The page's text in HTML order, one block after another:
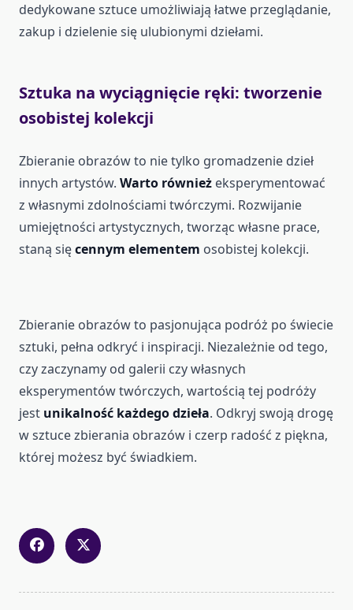
dedykowane sztuce umożliwiają łatwe przeglądanie,
zakup i dzielenie się ulubionymi dziełami.
Sztuka na wyciągnięcie ręki: tworzenie
osobistej kolekcji
Zbieranie obrazów to nie tylko gromadzenie dzieł
innych artystów. Warto również eksperymentować
z własnymi zdolnościami twórczymi. Rozwijanie
umiejętności artystycznych, tworząc własne prace,
staną sięcennym elementem osobistej kolekcji.
Zbieranie obrazów to pasjonująca podróż po świecie
sztuki, pełna odkryć i inspiracji. Niezależnie od tego,
czy zaczynamy od galerii czy własnych
eksperymentów twórczych, wartością tej podróży
jest unikalność każdego dzieła. Odkryj swoją drogę
w sztuce zbierania obrazów i czerp radość z piękna,
której możesz być świadkiem.